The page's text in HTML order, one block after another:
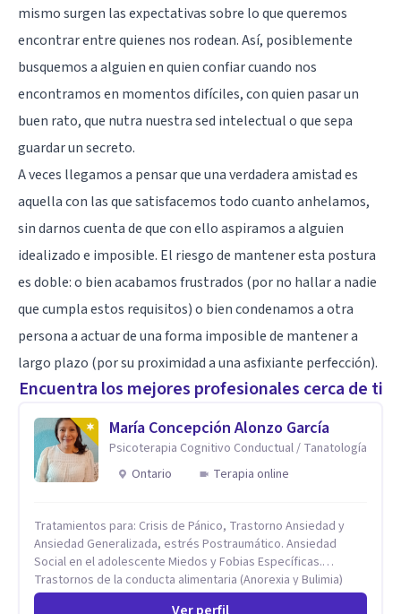
mismo surgen las expectativas sobre lo que queremos
encontrar entre quienes nos rodean. Así, posiblemente
busquemos a alguien en quien confiar cuando nos
encontramos en momentos difíciles, con quien pasar un
buen rato, que nutra nuestra sed intelectual o que sepa
guardar un secreto.
A veces llegamos a pensar que una verdadera amistad es
aquella con las que satisfacemos todo cuanto anhelamos,
sin darnos cuenta de que con ello aspiramos a alguien
idealizado e imposible. El riesgo de mantener esta postura
es doble: o bien acabamos frustrados (por no hallar a nadie
que cumpla estos requisitos) o bien condenamos a otra
persona a actuar de una forma imposible de mantener a
largo plazo (por su proximidad a una asfixiante perfección).
Encuentra los mejores profesionales cerca de ti
María Concepción Alonzo García
Psicoterapia Cognitivo Conductual / Tanatología
Ontario
Terapia online
Tratamientos para: Crisis de Pánico, Trastorno Ansiedad y
Ansiedad Generalizada, estrés Postraumático. Ansiedad
Social en el adolescente Miedos y Fobias Específicas.
Trastornos de la conducta alimentaria (Anorexia y Bulimia)
Modificación conductas no deseadas. Impulsividad,